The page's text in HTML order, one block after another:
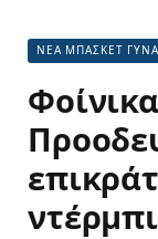
ΝΕΑ ΜΠΑΣΚΕΤ